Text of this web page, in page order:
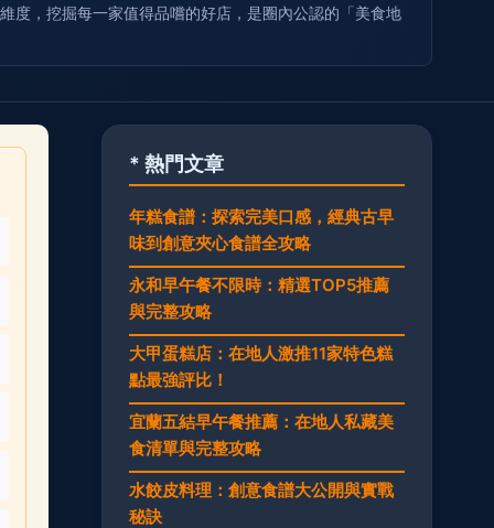
度，挖掘每一家值得品嚐的好店，是圈內公認的「美食地
* 熱門文章
年糕食譜：探索完美口感，經典古早
味到創意夾心食譜全攻略
永和早午餐不限時：精選TOP5推薦
與完整攻略
大甲蛋糕店：在地人激推11家特色糕
點最強評比！
宜蘭五結早午餐推薦：在地人私藏美
食清單與完整攻略
水餃皮料理：創意食譜大公開與實戰
秘訣